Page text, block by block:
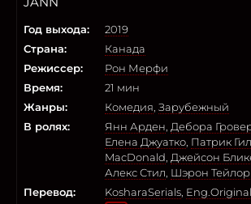
Год выхода:
2019
Страна:
Канада
Режиссер:
Рон Мерфи
Время:
21 мин
Жанры:
Комедия Зарубежный
В ролях:
Янн Арден Дебора
Елена Джуатко Патрик
MacDonald Джейсон
Алекс Стил Шэрон Тейлор
Перевод:
KosharaSerials Eng.Original